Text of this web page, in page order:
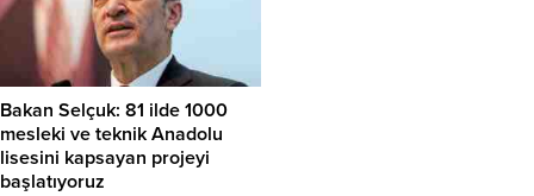
Bakan Selçuk: 81 ilde 1000
mesleki ve teknik Anadolu
lisesini kapsayan projeyi
başlatıyoruz